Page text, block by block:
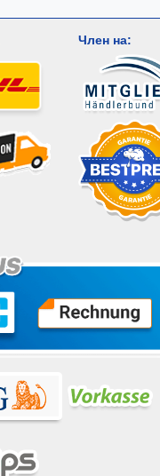
Член на: